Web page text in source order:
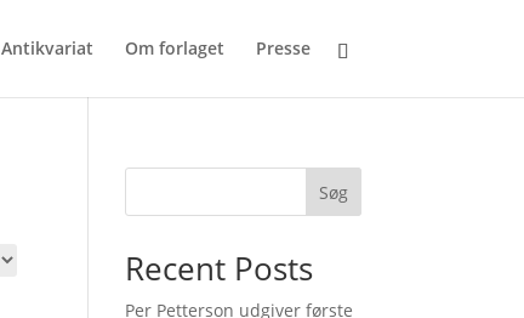
Antikvariat Om forlaget Presse
Søg
Recent Posts
Per Petterson udgiver første